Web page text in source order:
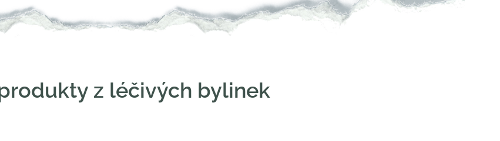
z léčivých bylinek